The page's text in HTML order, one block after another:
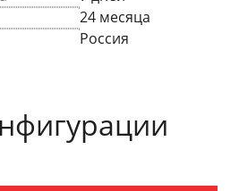
24 месяца
Россия